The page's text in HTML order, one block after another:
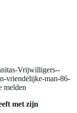
Vrijwilligers--
vriendelijke-man-86-
melden
met zijn